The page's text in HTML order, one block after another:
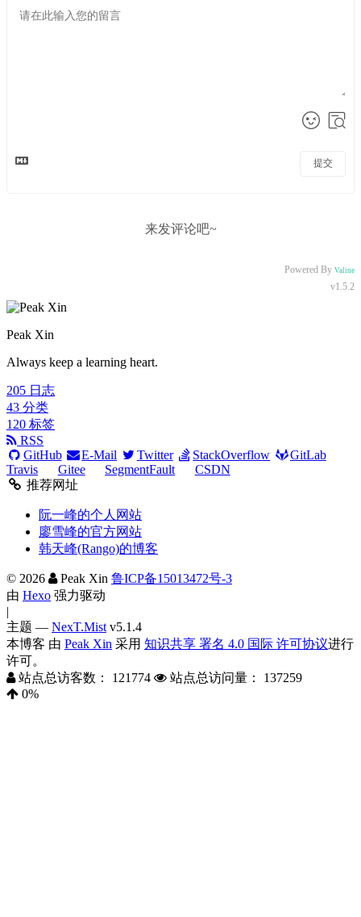
提交
来发评论吧~
Powered By Valine
v1.5.2
Peak Xin
Always keep a learning heart.
205 日志
43 分类
120 标签
RSS
GitHub
E-Mail Twitter StackOverflow
GitLab
Travis
Gitee SegmentFault
CSDN
推荐网址
阮一峰的个人网站
廖雪峰的官方网站
韩天峰(Rango)的博客
© 2026 Peak Xin 鲁ICP备15013472号-3
由 Hexo 强力驱动
|
主题 — NexT.Mist v5.1.4
本博客 由 Peak Xin 采用 知识共享 署名 4.0 国际 许可协议进行
许可。
站点总访客数： 121774 站点总访问量： 137259
0%